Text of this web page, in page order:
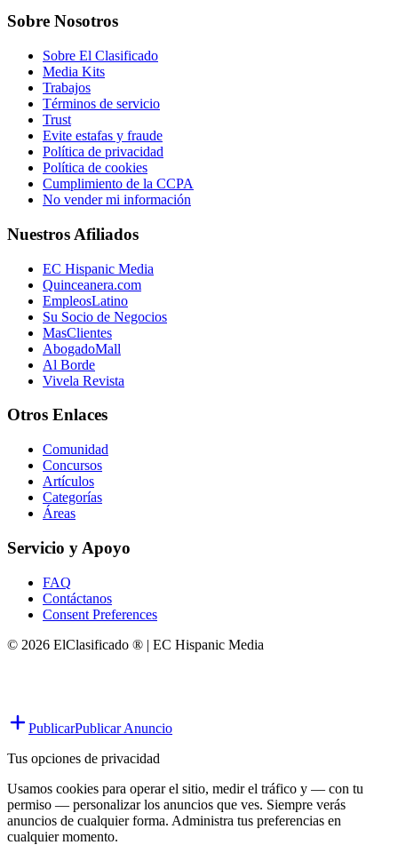
Sobre Nosotros
Sobre El Clasificado
Media Kits
Trabajos
Términos de servicio
Trust
Evite estafas y fraude
Política de privacidad
Política de cookies
Cumplimiento de la CCPA
No vender mi información
Nuestros Afiliados
EC Hispanic Media
Quinceanera.com
EmpleosLatino
Su Socio de Negocios
MasClientes
AbogadoMall
Al Borde
Vivela Revista
Otros Enlaces
Comunidad
Concursos
Artículos
Categorías
Áreas
Servicio y Apoyo
FAQ
Contáctanos
Consent Preferences
© 2026 ElClasificado ® | EC Hispanic Media
PublicarPublicar Anuncio
Tus opciones de privacidad
Usamos cookies para operar el sitio, medir el tráfico y — con tu
permiso — personalizar los anuncios que ves. Siempre verás
anuncios de cualquier forma. Administra tus preferencias en
cualquier momento.